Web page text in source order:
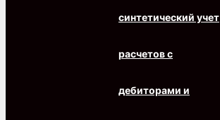
синтетический учет
расчетов с
дебиторами и